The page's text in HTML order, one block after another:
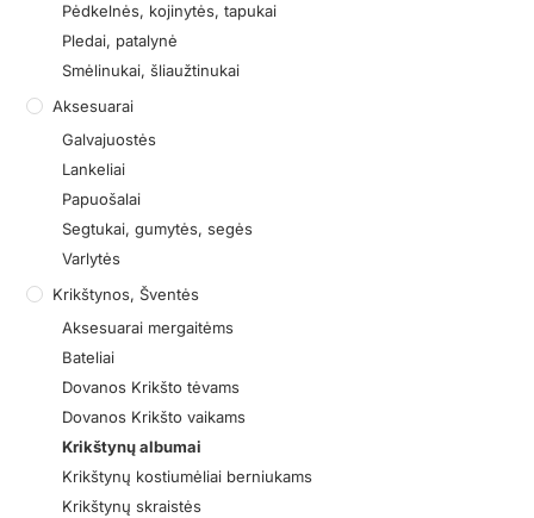
Pėdkelnės, kojinytės, tapukai
Pledai, patalynė
Smėlinukai, šliaužtinukai
Aksesuarai
Galvajuostės
Lankeliai
Papuošalai
Segtukai, gumytės, segės
Varlytės
Krikštynos, Šventės
Aksesuarai mergaitėms
Bateliai
Dovanos Krikšto tėvams
Dovanos Krikšto vaikams
Krikštynų albumai
Krikštynų kostiumėliai berniukams
Krikštynų skraistės